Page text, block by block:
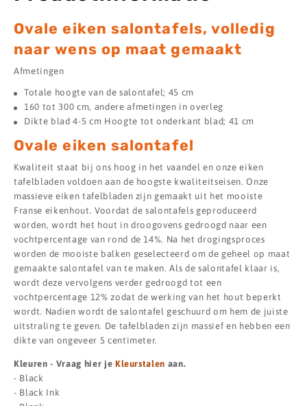
Ovale eiken salontafels, volledig
naar wens op maat gemaakt
Afmetingen
Totale hoogte van de salontafel; 45 cm
160 tot 300 cm, andere afmetingen in overleg
Dikte blad 4-5 cm Hoogte tot onderkant blad; 41 cm
Ovale eiken salontafel
Kwaliteit staat bij ons hoog in het vaandel en onze eiken
tafelbladen voldoen aan de hoogste kwaliteitseisen. Onze
massieve eiken tafelbladen zijn gemaakt uit het mooiste
Franse eikenhout. Voordat de salontafels geproduceerd
worden, wordt het hout in droogovens gedroogd naar een
vochtpercentage van rond de 14%. Na het drogingsproces
worden de mooiste balken geselecteerd om de geheel op maat
gemaakte salontafel van te maken. Als de salontafel klaar is,
wordt deze vervolgens verder gedroogd tot een
vochtpercentage 12% zodat de werking van het hout beperkt
wordt. Nadien wordt de salontafel geschuurd om hem de juiste
uitstraling te geven. De tafelbladen zijn massief en hebben een
dikte van ongeveer 5 centimeter.
Kleuren - Vraag hier je Kleurstalen aan.
- Black
- Black Ink